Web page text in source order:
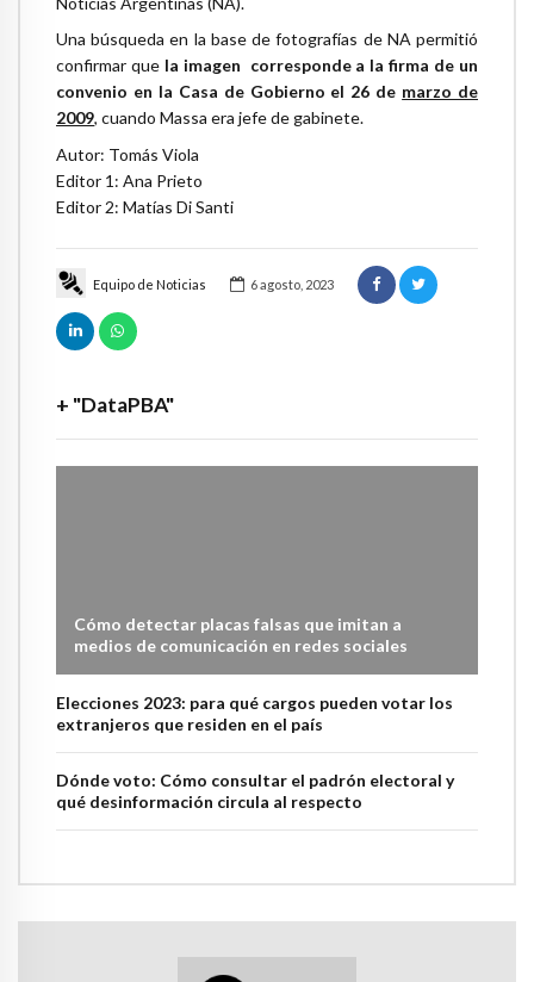
Equipo de Noticias 6 agosto, 2023
+ "DataPBA"
Cómo detectar placas falsas que imitan a
medios de comunicación en redes sociales
Elecciones 2023: para qué cargos pueden votar los
extranjeros que residen en el país
Dónde voto: Cómo consultar el padrón electoral y
qué desinformación circula al respecto
Una búsqueda en la base de fotografías de NA permitió
confirmar que la imagen corresponde a la firma de un
convenio en la Casa de Gobierno el 26 de marzo de
2009, cuando Massa era jefe de gabinete.
Autor: Tomás Viola
Editor 1: Ana Prieto
Editor 2: Matías Di Santi